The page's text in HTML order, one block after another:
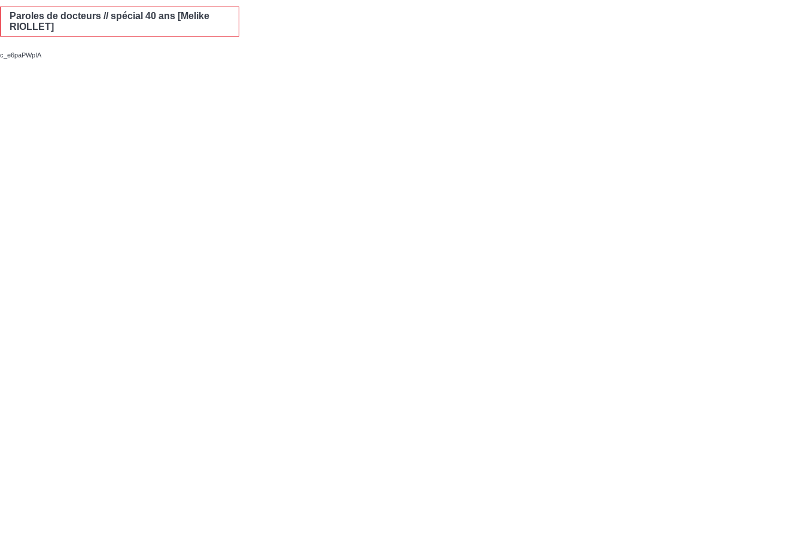
Paroles de docteurs // spécial 40 ans [Melike
RIOLLET]
c_e6paPWpIA